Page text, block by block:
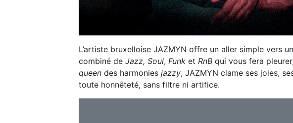
L’artiste bruxelloise JAZMYN offre un aller simple vers
combiné de Jazz, Soul, Funk et RnB qui vous fera
queen des harmonies jazzy, JAZMYN clame ses joies,
toute honnêteté, sans filtre ni artifice.